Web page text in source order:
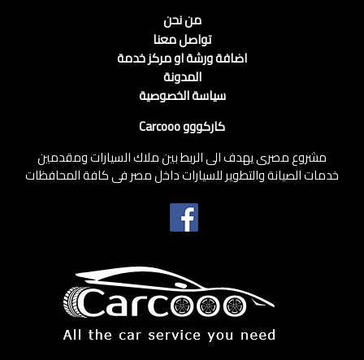
من نحن
تواصل معنا
اضافة ورشة او مركز خدمة
المدونة
سياسة الخصوصية
كاركووو Carcooo
مشروع مصرى يهدف الى الربط بين ملاك السيارات ومقدمين
خدمات الصيانة والتطوير للسيارات داخل مصر فى كافة المحافظات